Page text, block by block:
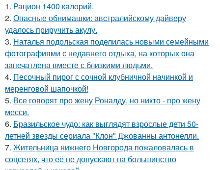
1. Рацион 1400 калорий.
2. Опасные обнимашки: австралийскому дайверу
удалось приручить акулу.
3. Наталья подольская поделилась новыми семейными
фотографиями с недавнего отдыха, на которых она
запечатлена вместе с близкими людьми.
4. Песочный пирог с сочной клубничной начинкой и
меренговой шапочкой!
5. Все говорят про жену Роналду, но никто - про жену
месси.
6. Бразильское чудо: как выглядят взрослые дети 50-
летней звезды сериала "Клон" Джованны антонелли.
7. Жительница нижнего Новгорода пожаловалась в
соцсетях, что её не допускают на большинство